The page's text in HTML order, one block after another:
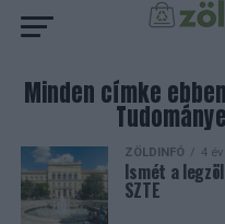
Minden címke
ZÖLDINFÓ 4
Ismét a
SZTE